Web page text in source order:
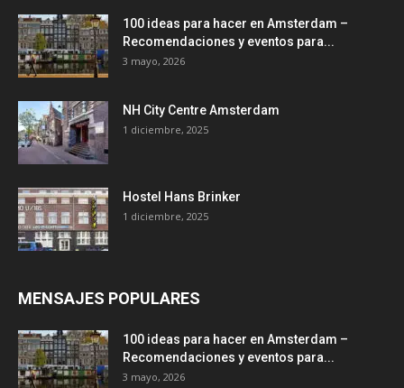
100 ideas para hacer en Amsterdam –
Recomendaciones y eventos para...
3 mayo, 2026
NH City Centre Amsterdam
1 diciembre, 2025
Hostel Hans Brinker
1 diciembre, 2025
MENSAJES POPULARES
100 ideas para hacer en Amsterdam –
Recomendaciones y eventos para...
3 mayo, 2026